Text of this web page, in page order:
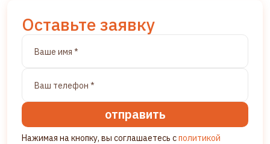
Оставьте заявку
отправить
Нажимая на кнопку, вы соглашаетесь сполитикой